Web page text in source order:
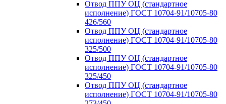
Отвод ППУ ОЦ (стандартное
исполнение) ГОСТ 10704-91/10705-80
426/560
Отвод ППУ ОЦ (стандартное
исполнение) ГОСТ 10704-91/10705-80
325/500
Отвод ППУ ОЦ (стандартное
исполнение) ГОСТ 10704-91/10705-80
325/450
Отвод ППУ ОЦ (стандартное
исполнение) ГОСТ 10704-91/10705-80